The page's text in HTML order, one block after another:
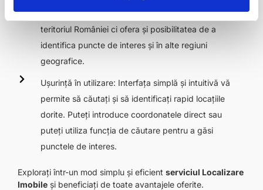
Acoperire extinsă: Serviciu ce nu se limitează doar la
teritoriul României ci ofera și posibilitatea de a
identifica puncte de interes și în alte regiuni
geografice.
Ușurință în utilizare: Interfața simplă și intuitivă vă
permite să căutați și să identificați rapid locațiile
dorite. Puteți introduce coordonatele direct sau
puteți utiliza funcția de căutare pentru a găsi
punctele de interes.
Explorați într-un mod simplu și eficient serviciul Localizare
Imobile și beneficiați de toate avantajele oferite.